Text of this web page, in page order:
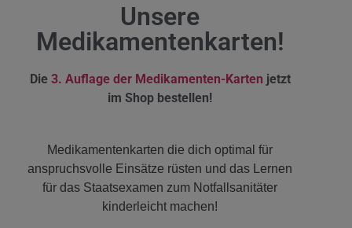
Unsere
Medikamentenkarten!
Die 3. Auflage der Medikamenten-Karten jetzt
im Shop bestellen!
Medikamentenkarten die dich optimal für
anspruchsvolle Einsätze rüsten und das Lernen
für das Staatsexamen zum Notfallsanitäter
kinderleicht machen!